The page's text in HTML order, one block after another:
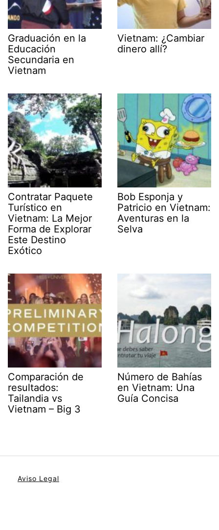
Graduación en la
Educación
Secundaria en
Vietnam
Vietnam: ¿Cambiar
dinero allí?
Contratar Paquete
Turístico en
Vietnam: La Mejor
Forma de Explorar
Este Destino
Exótico
Bob Esponja y
Patricio en Vietnam:
Aventuras en la
Selva
Comparación de
resultados:
Tailandia vs
Vietnam – Big 3
Número de Bahías
en Vietnam: Una
Guía Concisa
Aviso Legal